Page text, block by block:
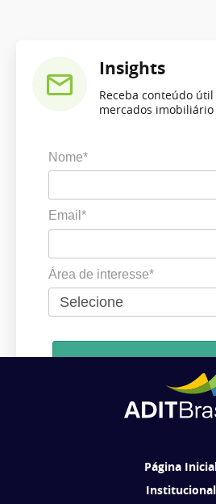
Insights
Receba conteúdo
mercados
Nome*
Email*
Área de interesse*
Ao se cadastrar, você concorda em receber
Página
Institucional